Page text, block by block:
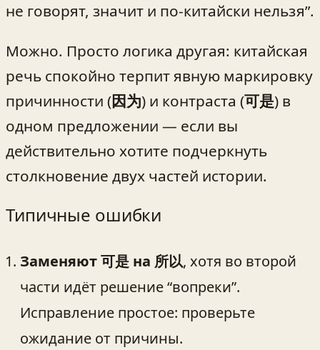
не говорят, значит и по-китайски нельзя”.
Можно. Просто логика другая: китайская
речь спокойно терпит явную маркировку
причинности (因为) и контраста (可是) в
одном предложении — если вы
действительно хотите подчеркнуть
столкновение двух частей истории.
Типичные ошибки
Заменяют 可是 на 所以, хотя во второй
части идёт решение “вопреки”.
Исправление простое: проверьте
ожидание от причины.